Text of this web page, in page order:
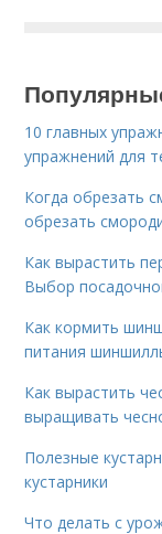
10 главных
упражнений для
Когда обрезать
обрезать
Как вырастить
Выбор
Как кормить
питания
Как вырастить
выращивать
Полезные
кустарники
Что делать с